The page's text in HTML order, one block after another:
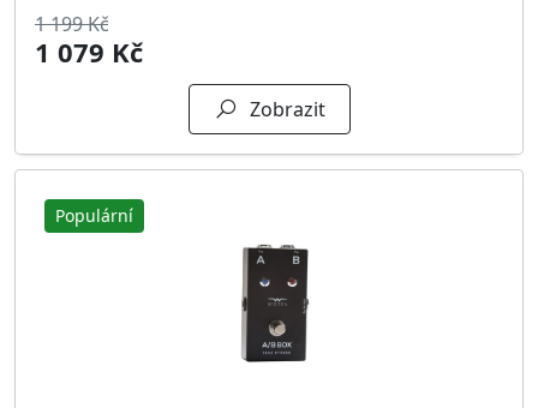
1 199 Kč
1 079 Kč
Zobrazit
Populární